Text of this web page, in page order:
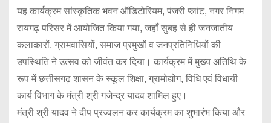
यह कार्यक्रम सांस्कृतिक भवन ऑडिटोरियम, पंजरी प्लांट, नगर निगम
रायगढ़ परिसर में आयोजित किया गया, जहाँ सुबह से ही जनजातीय
कलाकारों, ग्रामवासियों, समाज प्रमुखों व जनप्रतिनिधियों की
उपस्थिति ने उत्सव को जीवंत कर दिया। कार्यक्रम में मुख्य अतिथि के
रूप में छत्तीसगढ़ शासन के स्कूल शिक्षा, ग्रामोद्योग, विधि एवं विधायी
कार्य विभाग के मंत्री श्री गजेन्द्र यादव शामिल हुए।
मंत्री श्री यादव ने दीप प्रज्वलन कर कार्यक्रम का शुभारंभ किया और